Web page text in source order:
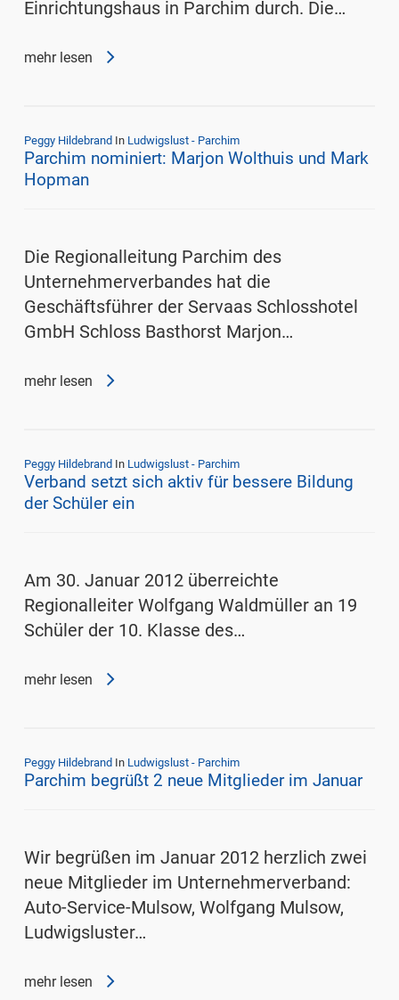
Einrichtungshaus in Parchim durch. Die…
mehr lesen
Peggy Hildebrand In Ludwigslust - Parchim
Parchim nominiert: Marjon Wolthuis und Mark
Hopman
Die Regionalleitung Parchim des
Unternehmerverbandes hat die
Geschäftsführer der Servaas Schlosshotel
GmbH Schloss Basthorst Marjon…
mehr lesen
Peggy Hildebrand In Ludwigslust - Parchim
Verband setzt sich aktiv für bessere Bildung
der Schüler ein
Am 30. Januar 2012 überreichte
Regionalleiter Wolfgang Waldmüller an 19
Schüler der 10. Klasse des…
mehr lesen
Peggy Hildebrand In Ludwigslust - Parchim
Parchim begrüßt 2 neue Mitglieder im Januar
Wir begrüßen im Januar 2012 herzlich zwei
neue Mitglieder im Unternehmerverband:
Auto-Service-Mulsow, Wolfgang Mulsow,
Ludwigsluster…
mehr lesen